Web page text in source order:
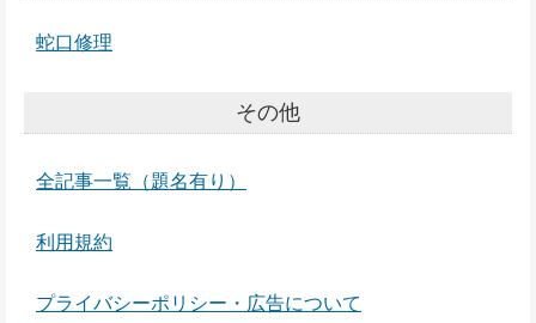
蛇口修理
その他
全記事一覧（題名有り）
利用規約
プライバシーポリシー・広告について